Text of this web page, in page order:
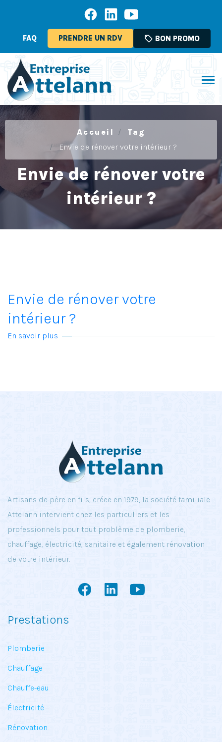
FAQ PRENDRE UN RDV sell BON PROMO
Accueil
Tag
Envie de rénover votre intérieur ?
Envie de rénover votre
intérieur ?
Envie de rénover votre
intérieur ?
En savoir plus
Artisans de père en fils, créee en 1979, la société familiale
Attelann intervient chez les particuliers et les
professionnels pour tout problème de plomberie,
chauffage, électricité, sanitaire et également rénovation
de votre intérieur.
Prestations
Plomberie
Chauffage
Chauffe-eau
Électricité
Rénovation